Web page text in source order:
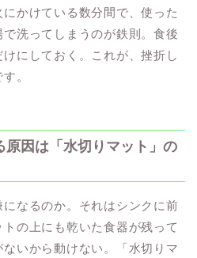
かけている数分間で、使った
洗ってしまうのが鉄則。食後
にしておく。これが、挫折し
。
原因は「水切りマット」の
なるのか。それはシンクに前
の上にも乾いた食器が残って
いから動けない。「水切りマ